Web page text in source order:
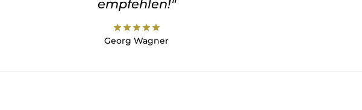
empfehlen!"
starstarstarstarstar
Georg Wagner